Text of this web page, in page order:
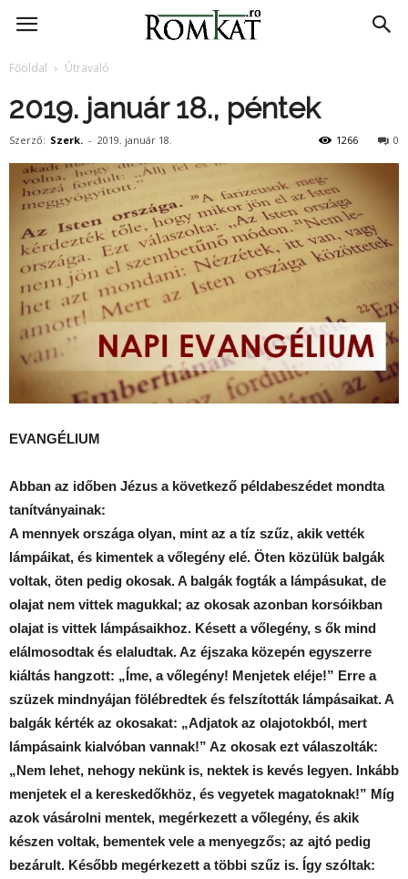
RomKat.ro
Főoldal Útravaló
2019. január 18., péntek
Szerző: Szerk. - 2019. január 18. 0
1266
EVANGÉLIUM
Abban az időben Jézus a következő példabeszédet mondta
tanítványainak:
A mennyek országa olyan, mint az a tíz szűz, akik vették
lámpáikat, és kimentek a vőlegény elé. Öten közülük balgák
voltak, öten pedig okosak. A balgák fogták a lámpásukat, de
olajat nem vittek magukkal; az okosak azonban korsóikban
olajat is vittek lámpásaikhoz. Késett a vőlegény, s ők mind
elálmosodtak és elaludtak. Az éjszaka közepén egyszerre
kiáltás hangzott: „Íme, a vőlegény! Menjetek eléje!” Erre a
szüzek mindnyájan fölébredtek és felszították lámpásaikat. A
balgák kérték az okosakat: „Adjatok az olajotokból, mert
lámpásaink kialvóban vannak!” Az okosak ezt válaszolták:
„Nem lehet, nehogy nekünk is, nektek is kevés legyen. Inkább
menjetek el a kereskedőkhöz, és vegyetek magatoknak!” Míg
azok vásárolni mentek, megérkezett a vőlegény, és akik
készen voltak, bementek vele a menyegzős; az ajtó pedig
bezárult. Később megérkezett a többi szűz is. Így szóltak: